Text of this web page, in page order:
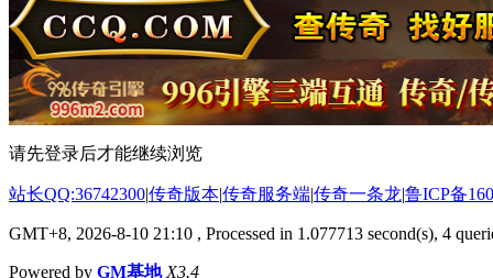
请先登录后才能继续浏览
站长QQ:36742300|传奇版本|传奇服务端|传奇一条龙|鲁ICP备
GMT+8, 2026-8-10 21:10 , Processed in 1.077713 second(s), 4
Powered by GM基地 X3.4